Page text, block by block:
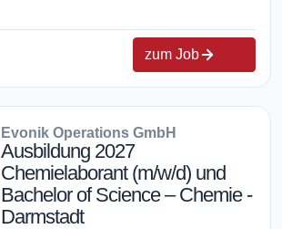
zum Job
Evonik Operations GmbH
Ausbildung 2027
Chemielaborant (m/w/d) und
Bachelor of Science – Chemie -
Darmstadt